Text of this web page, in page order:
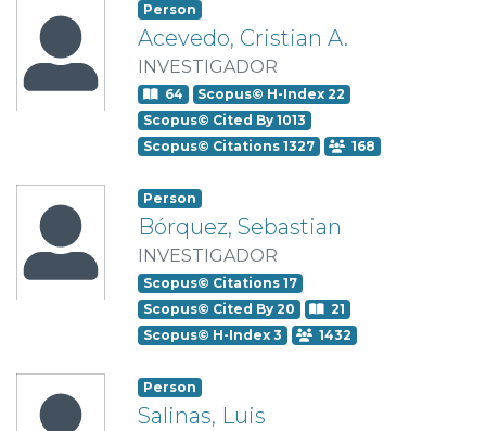
Person
Acevedo, Cristian A.
INVESTIGADOR
64
Scopus© H-Index 22
Scopus© Cited By 1013
Scopus© Citations 1327
168
Person
Bórquez, Sebastian
INVESTIGADOR
Scopus© Citations 17
Scopus© Cited By 20
21
Scopus© H-Index 3
1432
Person
Salinas, Luis